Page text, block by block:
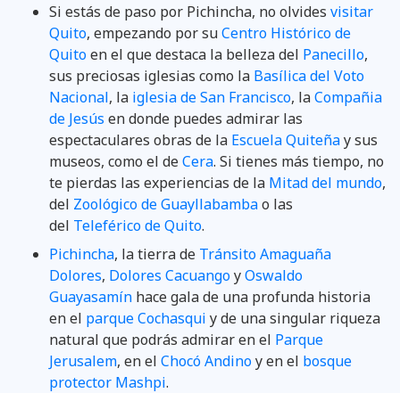
Si estás de paso por Pichincha, no olvides visitar
Quito, empezando por suCentro Histórico de
Quitoen el que destaca la belleza del Panecillo,
sus preciosas iglesias como la Basílica del Voto
Nacional, la iglesia de San Francisco, laCompañia
de Jesús en donde puedes admirar las
espectaculares obras de la Escuela Quiteñay sus
museos, como el deCera. Si tienes más tiempo, no
te pierdas las experiencias de la Mitad del mundo,
del Zoológico de Guayllabambao las
del Teleférico de Quito.
Pichincha, la tierra de Tránsito Amaguaña
Dolores, Dolores CacuangoyOswaldo
Guayasamín hace gala de una profunda historia
en el parque Cochasqui y de una singular riqueza
natural que podrás admirar en el Parque
Jerusalem, en el Chocó Andinoy en el bosque
protector Mashpi.